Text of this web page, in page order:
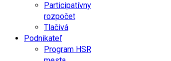
Participatívny
rozpočet
Tlačivá
Podnikateľ
Program HSR